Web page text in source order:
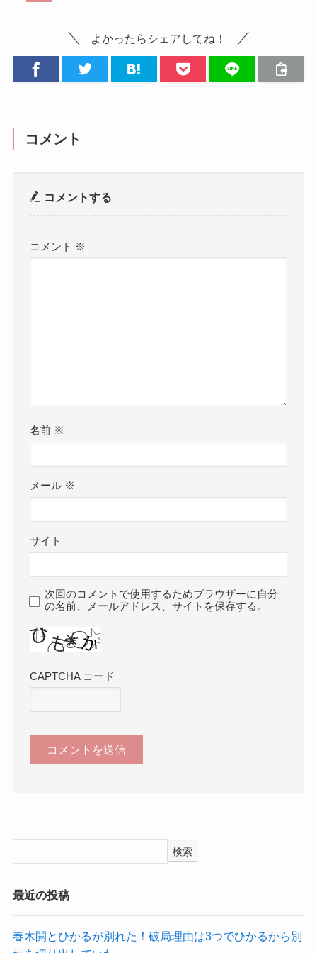
よかったらシェアしてね！
コメント
コメントする
コメント ※
名前 ※
メール ※
サイト
次回のコメントで使用するためブラウザーに自分
の名前、メールアドレス、サイトを保存する。
CAPTCHA コード
検索
最近の投稿
春木開とひかるが別れた！破局理由は3つでひかるから別